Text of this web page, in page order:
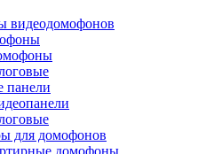
видеодомофонов
панели
для домофонов
домофоны